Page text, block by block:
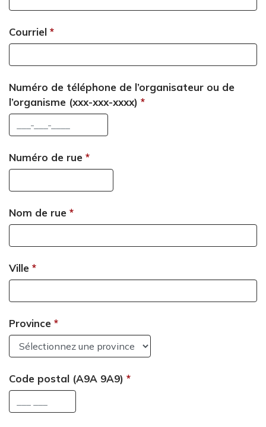
i
m
)
Courriel
Numéro de téléphone de l’organisateur ou de
l’organisme (xxx-xxx-xxxx)
Numéro de rue
Nom de rue
Ville
Province
Code postal (A9A 9A9)